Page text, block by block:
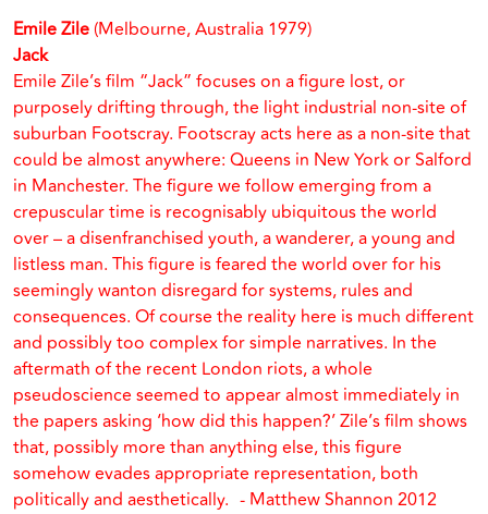
Emile Zile (Melbourne, Australia 1979)
Jack
Emile Zile’s film “Jack” focuses on a figure lost, or
purposely drifting through, the light industrial non-site of
suburban Footscray. Footscray acts here as a non-site that
could be almost anywhere: Queens in New York or Salford
in Manchester. The figure we follow emerging from a
crepuscular time is recognisably ubiquitous the world
over – a disenfranchised youth, a wanderer, a young and
listless man. This figure is feared the world over for his
seemingly wanton disregard for systems, rules and
consequences. Of course the reality here is much different
and possibly too complex for simple narratives. In the
aftermath of the recent London riots, a whole
pseudoscience seemed to appear almost immediately in
the papers asking ‘how did this happen?’ Zile’s film shows
that, possibly more than anything else, this figure
somehow evades appropriate representation, both
politically and aesthetically. - Matthew Shannon 2012